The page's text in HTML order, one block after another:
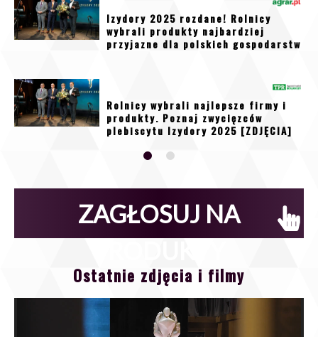
Izydory 2025 rozdane! Rolnicy
wybrali produkty najbardziej
przyjazne dla polskich gospodarstw
Rolnicy wybrali najlepsze firmy i
produkty. Poznaj zwycięzców
plebiscytu Izydory 2025 [ZDJĘCIA]
ZAGŁOSUJ NA
Ostatnie zdjęcia i filmy